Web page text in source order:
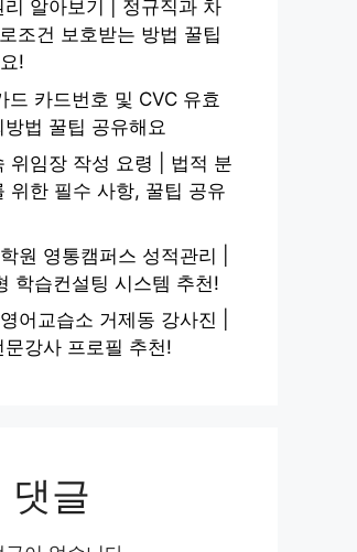
리 알아보기 | 정규직과 차
조건 보호받는 방법 꿀팁
!
드 카드번호 및 CVC 유효
방법 꿀팁 공유해요
위임장 작성 요령 | 법적 분
위한 필수 사항, 꿀팁 공유
원 영통캠퍼스 성적관리 |
학습컨설팅 시스템 추천!
어교습소 거제동 강사진 |
문강사 프로필 추천!
댓글